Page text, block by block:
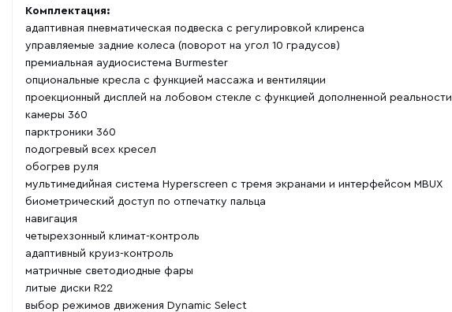
Комплектация:
адаптивная пневматическая подвеска с регулировкой клиренса
управляемые задние колеса (поворот на угол 10 градусов)
премиальная аудиосистема Burmester
опциональные кресла с функцией массажа и вентиляции
проекционный дисплей на лобовом стекле с функцией дополненной реальности
камеры 360
парктроники 360
подогревый всех кресел
обогрев руля
мультимедийная система Hyperscreen с тремя экранами и интерфейсом MBUX
биометрический доступ по отпечатку пальца
навигация
четырехзонный климат-контроль
адаптивный круиз-контроль
матричные светодиодные фары
литые диски R22
выбор режимов движения Dynamic Select